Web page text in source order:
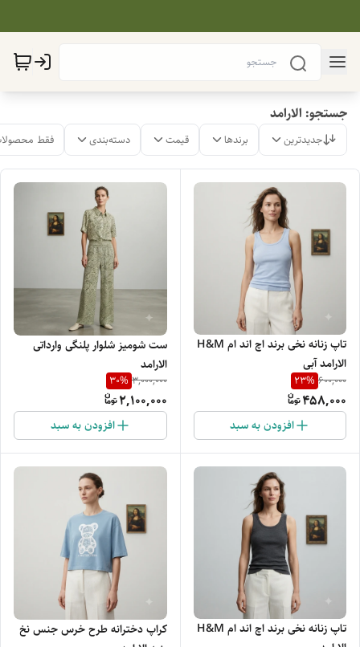
جستجو: الارامد
جدیدترین برندها قیمت دسته‌بندی فقط
تاپ زنانه نخی برند اچ اند ام H&M
الارامد آبی
600,000
23%
458,000
افزودن به سبد
ست شومیز شلوار پلنگی وارداتی
الارامد
3,000,000
30%
2,100,000
افزودن به سبد
تاپ زنانه نخی برند اچ اند ام H&M
کراپ دخترانه طرح خرس جنس نخ